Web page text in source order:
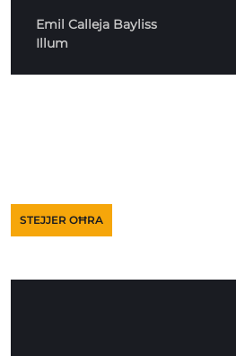
Emil Calleja Bayliss
Illum
STEJJER OĦRA